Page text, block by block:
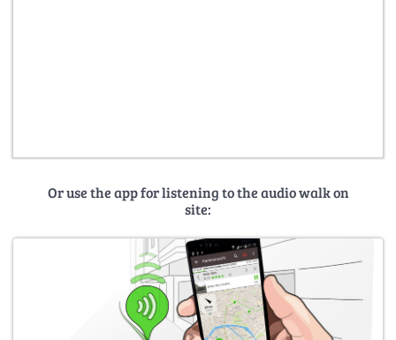
Or use the app for listening to the audio walk on
site: